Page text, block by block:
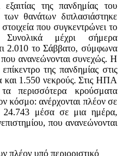
της πανδημίας του
θανάτων διπλασιάστηκε
που συγκεντρώνει το
Συνολικά μέχρι σήμερα
2.010 το Σάββατο, σύμφωνα
ανανεώνονται συνεχώς. Η
της πανδημίας στις
1.550 νεκρούς. Στις ΗΠΑ
περισσότερα κρούσματα
κόσμο: ανέρχονται πλέον σε
24.743 μέσα σε μια ημέρα,
που ανανεώνονται
πλέον υπό περιοριστικό